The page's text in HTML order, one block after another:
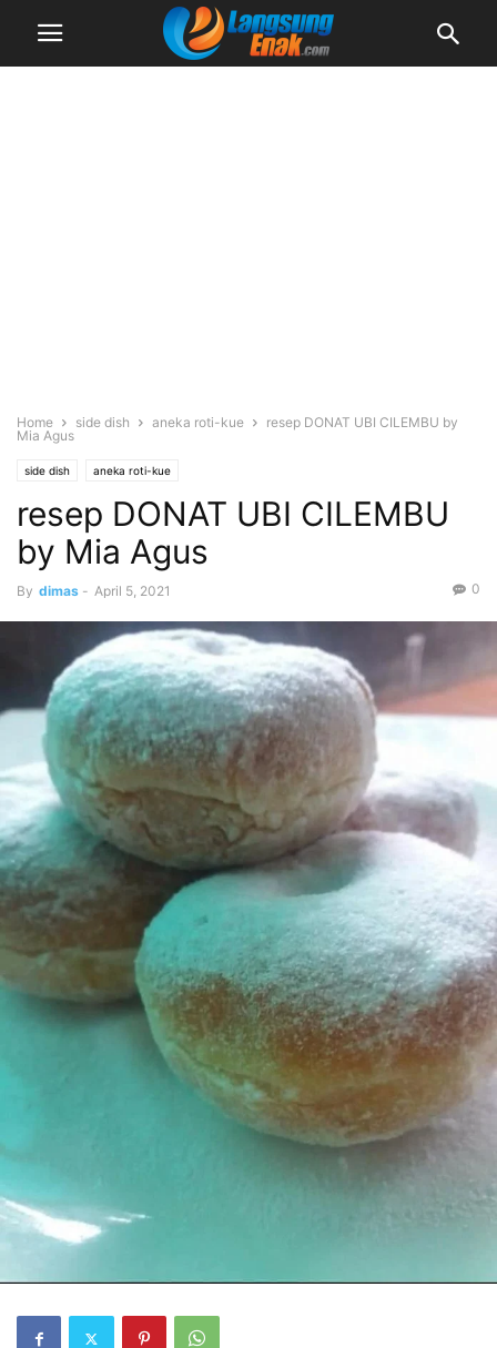
Home side dish aneka roti-kue
resep DONAT UBI CILEMBU by
Mia Agus
side dish aneka roti-kue
resep DONAT UBI CILEMBU
by Mia Agus
By dimas - April 5, 2021 0